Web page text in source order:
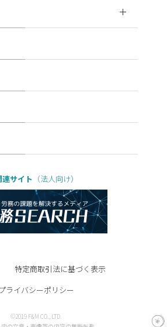
連サイト （法人向け）
特定商取引法に基づく表示
プライバシーポリシー
©2019 F&M CO., LTD.